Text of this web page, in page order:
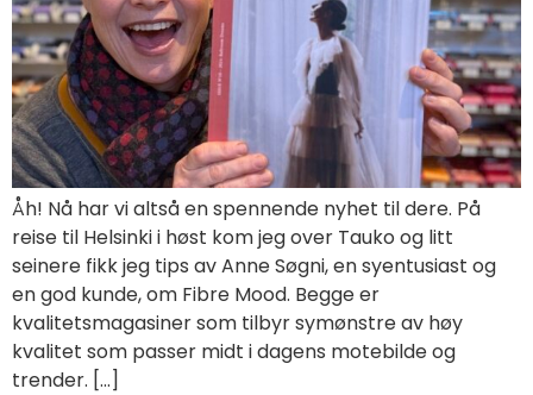
Åh! Nå har vi altså en spennende nyhet til dere. På
reise til Helsinki i høst kom jeg over Tauko og litt
seinere fikk jeg tips av Anne Søgni, en syentusiast og
en god kunde, om Fibre Mood. Begge er
kvalitetsmagasiner som tilbyr symønstre av høy
kvalitet som passer midt i dagens motebilde og
trender. […]